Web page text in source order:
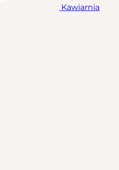
Kawiarnia